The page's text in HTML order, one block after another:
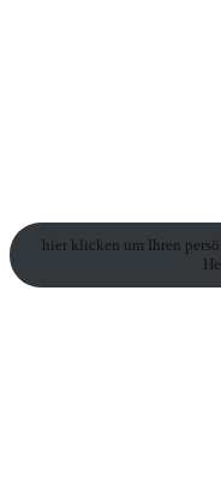
hier klicken um Ihren